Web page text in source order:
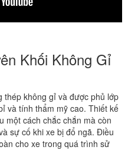
Khối Không Gỉ
thép không gỉ và được phủ lớp
và tính thẩm mỹ cao. Thiết kế
một cách chắc chắn mà còn
sự cố khi xe bị đổ ngã. Điều
cho xe trong quá trình sử